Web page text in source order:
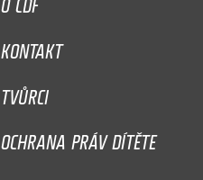
KONTAKT
TVŮRCI
OCHRANA PRÁV DÍTĚTE